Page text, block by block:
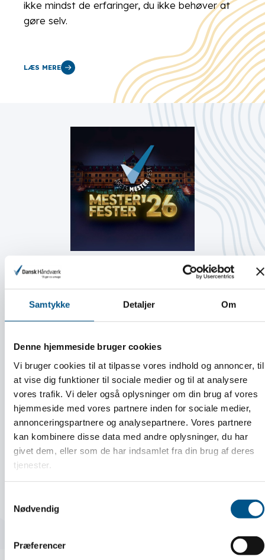
Samtykke Detaljer Om
Denne hjemmeside bruger cookies
Vi bruger cookies til at tilpasse vores indhold og annoncer, til
at vise dig funktioner til sociale medier og til at analysere
vores trafik. Vi deler også oplysninger om din brug af vores
hjemmeside med vores partnere inden for sociale medier,
annonceringspartnere og analysepartnere. Vores partnere
kan kombinere disse data med andre oplysninger, du har
givet dem, eller som de har indsamlet fra din brug af deres
tjenester.
Nødvendig
Præferencer
ikke mindst de erfaringer, du ikke behøver at
gøre selv.
LÆS MERE
Årets Mester Fest for Dansk
Håndværks Mestre
LÆS MERE
Guide:
Sådan ansætter du din første medarbejder
LÆS MERE